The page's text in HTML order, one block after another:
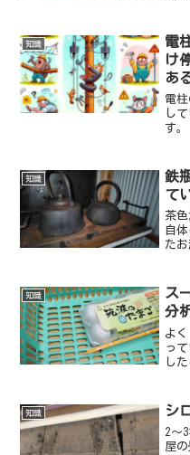
知識
電
け
あ
電
し
す。
知識
鉄
て
茶
自
た
知識
ス
分
よ
っ
し
知識 シ
2～
屋